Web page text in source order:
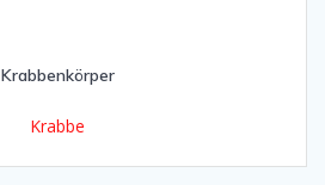
Krabbenkörper
Krabbe